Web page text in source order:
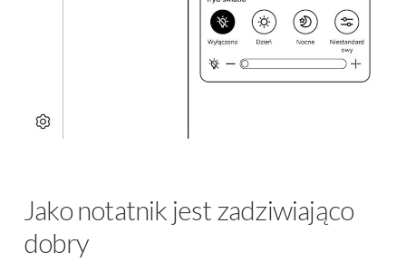
Jako notatnik jest zadziwiająco
dobry